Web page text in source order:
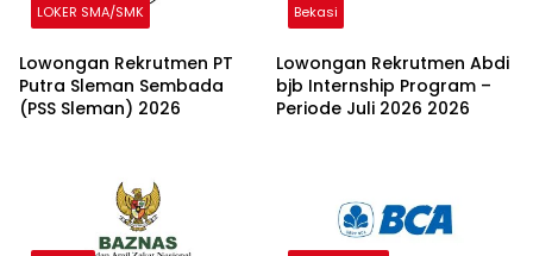
LOKER SMA/SMK
Lowongan Rekrutmen PT
Putra Sleman Sembada
(PSS Sleman) 2026
Bekasi
Lowongan Rekrutmen Abdi
bjb Internship Program –
Periode Juli 2026 2026